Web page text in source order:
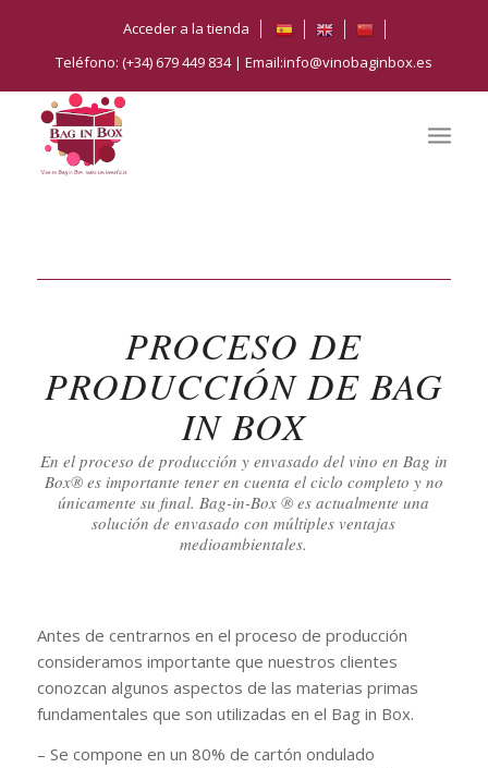
Acceder a la tienda
Teléfono: (+34) 679 449 834 | Email:info@vinobaginbox.es
PROCESO DE
PRODUCCIÓN DE BAG
IN BOX
En el proceso de producción y envasado del vino en Bag in
Box® es importante tener en cuenta el ciclo completo y no
únicamente su final. Bag-in-Box ® es actualmente una
solución de envasado con múltiples ventajas
medioambientales.
Antes de centrarnos en el proceso de producción
consideramos importante que nuestros clientes
conozcan algunos aspectos de las materias primas
fundamentales que son utilizadas en el Bag in Box.
– Se compone en un 80% de cartón ondulado